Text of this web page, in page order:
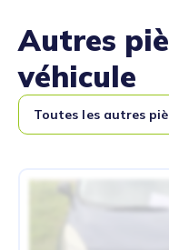
Autres
véhicule
Toutes les autres